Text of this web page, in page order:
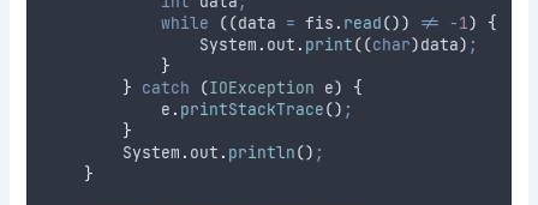
while
((data = fis . read()) != -1)
{
System . out . print((char)data) ;
}
} catch (IOException e)
{
e . printStackTrace() ;
}
System . out . println() ;
}